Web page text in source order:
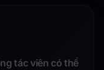
tác viên có thể